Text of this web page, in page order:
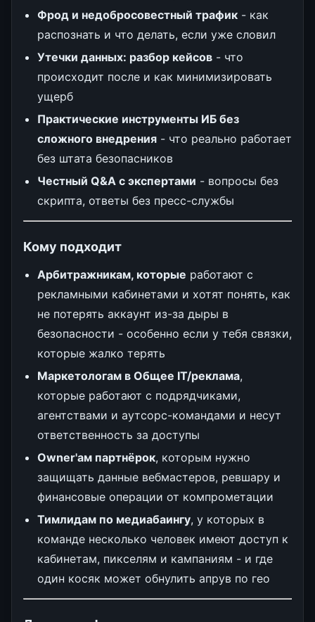
Фрод и недобросовестный трафик - как
распознать и что делать, если уже словил
Утечки данных: разбор кейсов - что
происходит после и как минимизировать
ущерб
Практические инструменты ИБ без
сложного внедрения - что реально работает
без штата безопасников
Честный Q&A с экспертами - вопросы без
скрипта, ответы без пресс-службы
Кому подходит
Арбитражникам, которые работают с
рекламными кабинетами и хотят понять, как
не потерять аккаунт из-за дыры в
безопасности - особенно если у тебя связки,
которые жалко терять
Маркетологам в Общее IT/реклама,
которые работают с подрядчиками,
агентствами и аутсорс-командами и несут
ответственность за доступы
Owner'ам партнёрок, которым нужно
защищать данные вебмастеров, ревшару и
финансовые операции от компрометации
Тимлидам по медиабаингу, у которых в
команде несколько человек имеют доступ к
кабинетам, пикселям и кампаниям - и где
один косяк может обнулить апрув по гео